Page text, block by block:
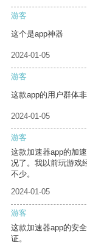
游客
这个是app神器
2024-01-05
游客
这款app的用户群体
2024-01-05
游客
这款加速器app的加
况了。我以前玩游戏
不少。
2024-01-05
游客
这款加速器app的安
证。